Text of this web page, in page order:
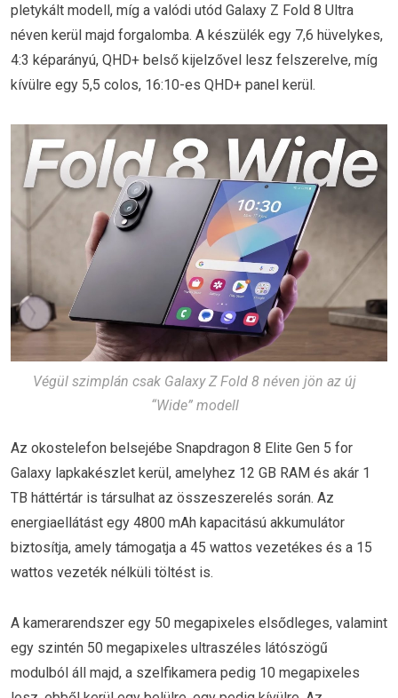
pletykált modell, míg a valódi utód Galaxy Z Fold 8 Ultra
néven kerül majd forgalomba. A készülék egy 7,6 hüvelykes,
4:3 képarányú, QHD+ belső kijelzővel lesz felszerelve, míg
kívülre egy 5,5 colos, 16:10-es QHD+ panel kerül.
Végül szimplán csak Galaxy Z Fold 8 néven jön az új
“Wide” modell
Az okostelefon belsejébe Snapdragon 8 Elite Gen 5 for
Galaxy lapkakészlet kerül, amelyhez 12 GB RAM és akár 1
TB háttértár is társulhat az összeszerelés során. Az
energiaellátást egy 4800 mAh kapacitású akkumulátor
biztosítja, amely támogatja a 45 wattos vezetékes és a 15
wattos vezeték nélküli töltést is.
A kamerarendszer egy 50 megapixeles elsődleges, valamint
egy szintén 50 megapixeles ultraszéles látószögű
modulból áll majd, a szelfikamera pedig 10 megapixeles